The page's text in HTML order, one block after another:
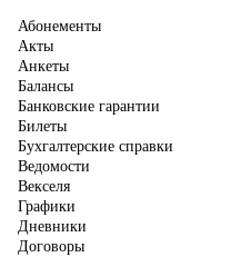
Абонементы
Акты
Анкеты
Балансы
Банковские гарантии
Билеты
Бухгалтерские справки
Ведомости
Векселя
Графики
Дневники
Договоры